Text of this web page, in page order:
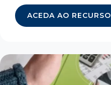
ACEDA AO RECURSO